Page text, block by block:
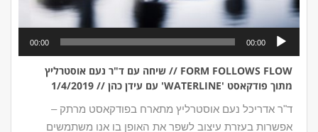
אודיו
00:00
00:00
FORM FOLLOWS FLOW // שיחה עם ד"ר נעם אוסטרליץ
מתוך פודקאסט 'WATERLINE' עם עידן כהן // 1/4/2019
ד"ר אדריכל נעם אוסטרליץ מתארח בפודקאסט מרתק –
אפשרות בעזרת עיצוב לשפר את האופן בו אנו משתמשים